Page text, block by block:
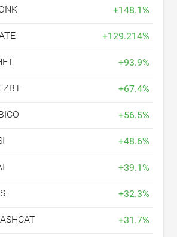
+148.1%
+129.214%
+93.9%
ZBT +67.4%
+56.5%
+48.6%
+39.1%
+32.3%
+31.7%